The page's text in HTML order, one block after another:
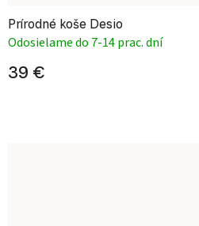
Prírodné koše Desio
Odosielame do 7-14 prac. dní
39 €